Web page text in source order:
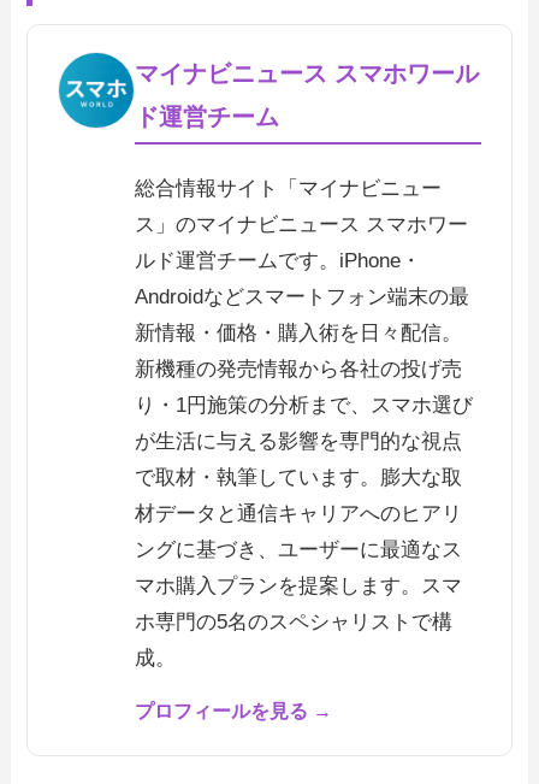
マイナビニュース スマホワール
ド運営チーム
総合情報サイト「マイナビニュー
ス」のマイナビニュース スマホワー
ルド運営チームです。iPhone・
Androidなどスマートフォン端末の最
新情報・価格・購入術を日々配信。
新機種の発売情報から各社の投げ売
り・1円施策の分析まで、スマホ選び
が生活に与える影響を専門的な視点
で取材・執筆しています。膨大な取
材データと通信キャリアへのヒアリ
ングに基づき、ユーザーに最適なス
マホ購入プランを提案します。スマ
ホ専門の5名のスペシャリストで構
成。
プロフィールを見る →